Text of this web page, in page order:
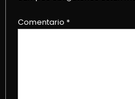
Comentario *